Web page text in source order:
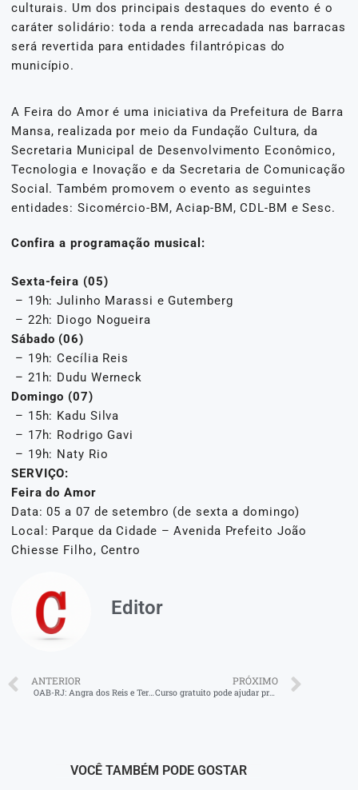
culturais. Um dos principais destaques do evento é o
caráter solidário: toda a renda arrecadada nas barracas
será revertida para entidades filantrópicas do
município.
A Feira do Amor é uma iniciativa da Prefeitura de Barra
Mansa, realizada por meio da Fundação Cultura, da
Secretaria Municipal de Desenvolvimento Econômico,
Tecnologia e Inovação e da Secretaria de Comunicação
Social. Também promovem o evento as seguintes
entidades: Sicomércio-BM, Aciap-BM, CDL-BM e Sesc.
Confira a programação musical:
Sexta-feira (05)
– 19h: Julinho Marassi e Gutemberg
– 22h: Diogo Nogueira
Sábado (06)
– 19h: Cecília Reis
– 21h: Dudu Werneck
Domingo (07)
– 15h: Kadu Silva
– 17h: Rodrigo Gavi
– 19h: Naty Rio
SERVIÇO:
Feira do Amor
Data: 05 a 07 de setembro (de sexta a domingo)
Local: Parque da Cidade – Avenida Prefeito João
Chiesse Filho, Centro
Editor
ANTERIOR PRÓXIMO
Curso gratuito pode ajudar profissionais da enfermagem a se preparar para concurso no Hospital São João Batista
VOCÊ TAMBÉM PODE GOSTAR